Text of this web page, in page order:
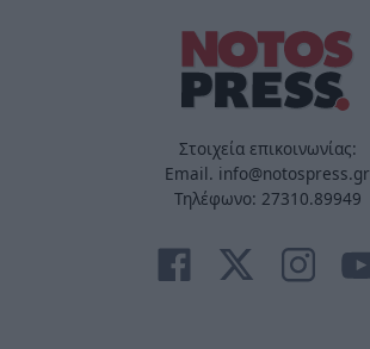
Στοιχεία επικοινωνίας:
Email. info@notospress.gr
Τηλέφωνο: 27310.89949